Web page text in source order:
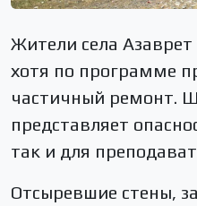
Жители села
хотя по программе
частичный ремонт.
представляет
так и для
Отсыревшие стены,